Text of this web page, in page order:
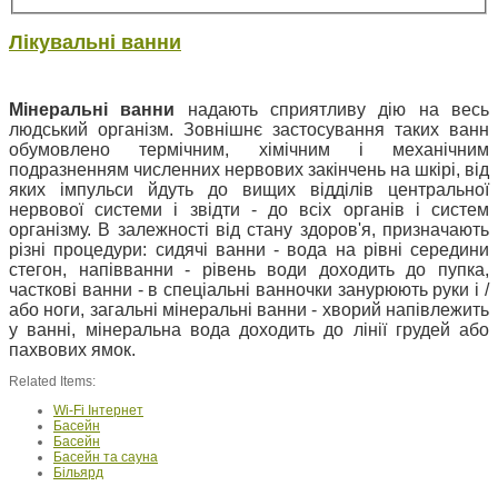
Лікувальні ванни
Мінеральні ванни надають сприятливу дію на весь
людський організм. Зовнішнє застосування таких ванн
обумовлено термічним, хімічним і механічним
подразненням численних нервових закінчень на шкірі, від
яких імпульси йдуть до вищих відділів центральної
нервової системи і звідти - до всіх органів і систем
організму. В залежності від стану здоров'я, призначають
різні процедури: сидячі ванни - вода на рівні середини
стегон, напівванни - рівень води доходить до пупка,
часткові ванни - в спеціальні ванночки занурюють руки і /
або ноги, загальні мінеральні ванни - хворий напівлежить
у ванні, мінеральна вода доходить до лінії грудей або
пахвових ямок.
Related Items:
Wi-Fi Інтернет
Басейн
Басейн
Басейн та сауна
Більярд